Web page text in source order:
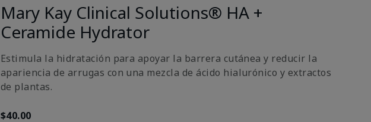
Mary Kay Clinical Solutions® HA +
Ceramide Hydrator
Estimula la hidratación para apoyar la barrera cutánea y reducir la
apariencia de arrugas con una mezcla de ácido hialurónico y extractos
de plantas.
$40.00